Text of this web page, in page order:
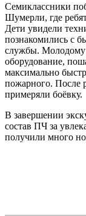
Семиклассники
Шумерли, где
Дети увидели
познакомились с
службы. Молодому
оборудование,
максимально
пожарного. После
примеряли боёвку.
В завершении
состав ПЧ за
получили много